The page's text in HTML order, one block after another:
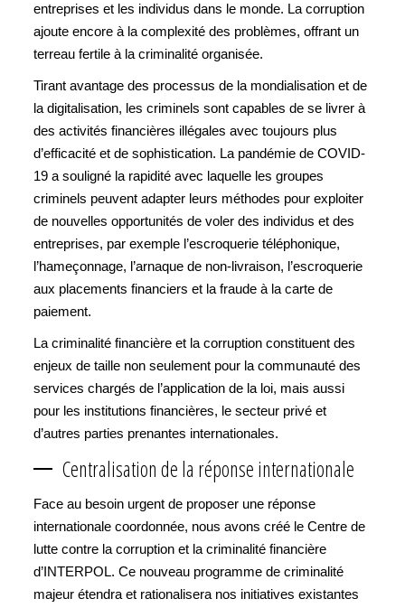
entreprises et les individus dans le monde. La corruption
ajoute encore à la complexité des problèmes, offrant un
terreau fertile à la criminalité organisée.
Tirant avantage des processus de la mondialisation et de
la digitalisation, les criminels sont capables de se livrer à
des activités financières illégales avec toujours plus
d’efficacité et de sophistication. La pandémie de COVID-
19 a souligné la rapidité avec laquelle les groupes
criminels peuvent adapter leurs méthodes pour exploiter
de nouvelles opportunités de voler des individus et des
entreprises, par exemple l’escroquerie téléphonique,
l’hameçonnage, l’arnaque de non-livraison, l’escroquerie
aux placements financiers et la fraude à la carte de
paiement.
La criminalité financière et la corruption constituent des
enjeux de taille non seulement pour la communauté des
services chargés de l’application de la loi, mais aussi
pour les institutions financières, le secteur privé et
d’autres parties prenantes internationales.
Centralisation de la réponse internationale
Face au besoin urgent de proposer une réponse
internationale coordonnée, nous avons créé le Centre de
lutte contre la corruption et la criminalité financière
d’INTERPOL. Ce nouveau programme de criminalité
majeur étendra et rationalisera nos initiatives existantes